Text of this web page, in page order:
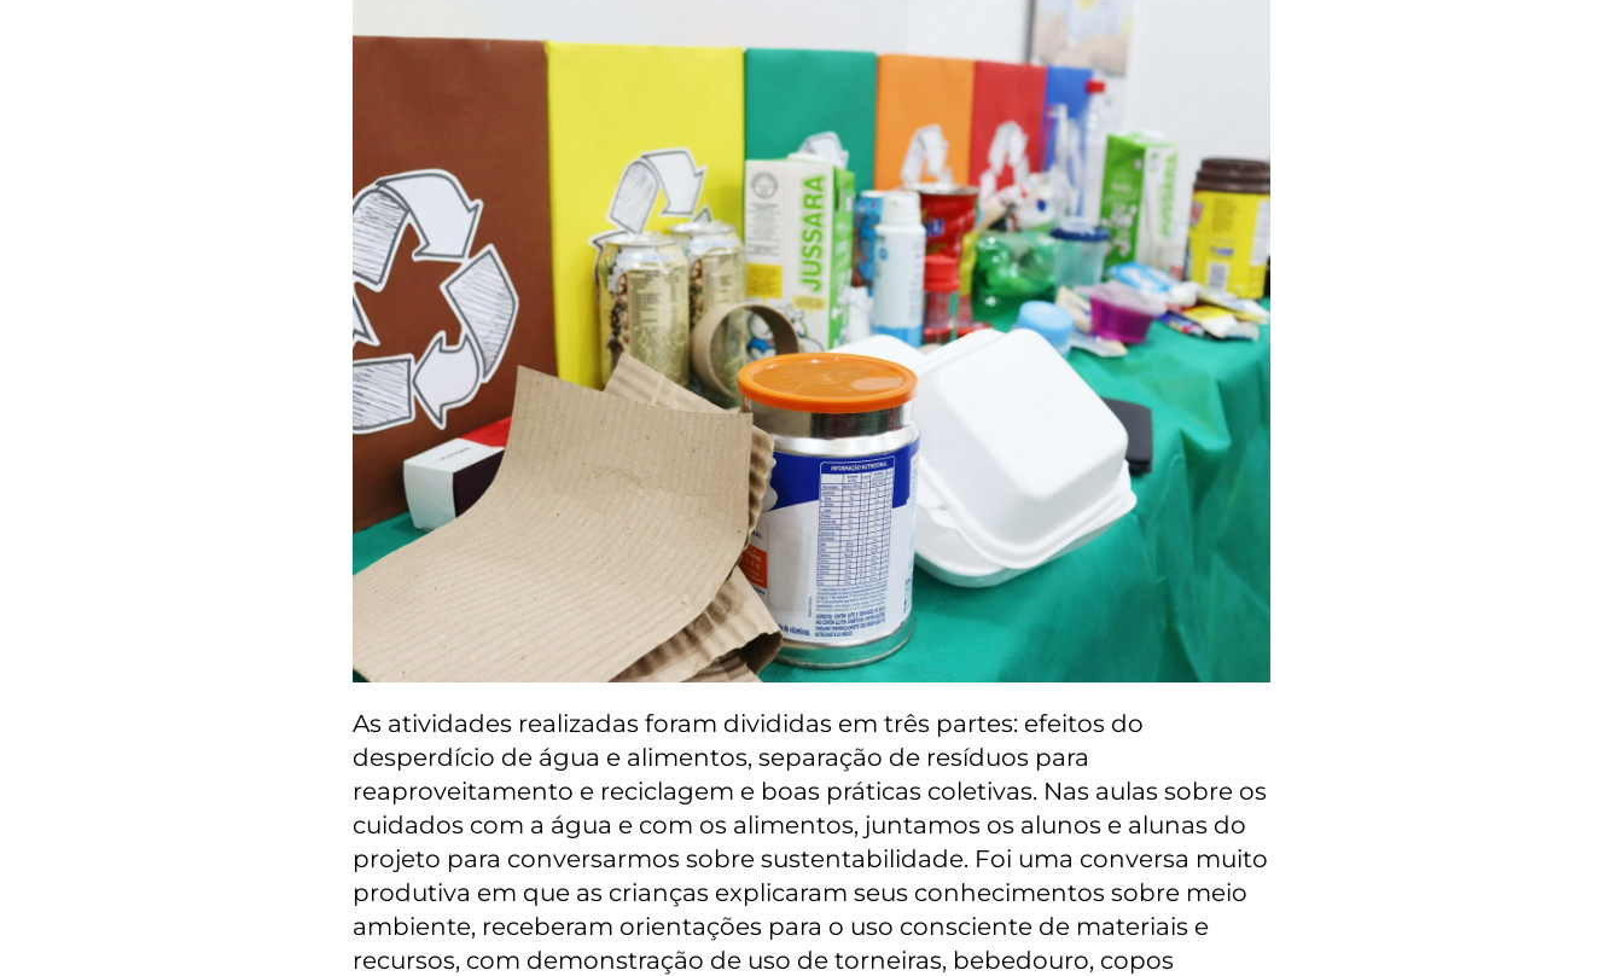
As atividades realizadas foram divididas em três partes: efeitos do
desperdício de água e alimentos, separação de resíduos para
reaproveitamento e reciclagem e boas práticas coletivas. Nas aulas sobre os
cuidados com a água e com os alimentos, juntamos os alunos e alunas do
projeto para conversarmos sobre sustentabilidade. Foi uma conversa muito
produtiva em que as crianças explicaram seus conhecimentos sobre meio
ambiente, receberam orientações para o uso consciente de materiais e
recursos, com demonstração de uso de torneiras, bebedouro, copos